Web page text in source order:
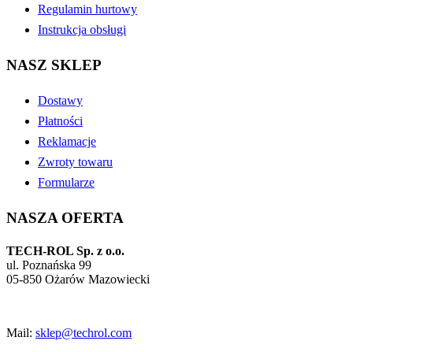
Regulamin hurtowy
Instrukcja obsługi
NASZ SKLEP
Dostawy
Płatności
Reklamacje
Zwroty towaru
Formularze
NASZA OFERTA
TECH-ROL Sp. z o.o.
ul. Poznańska 99
05-850 Ożarów Mazowiecki
Mail: sklep@techrol.com